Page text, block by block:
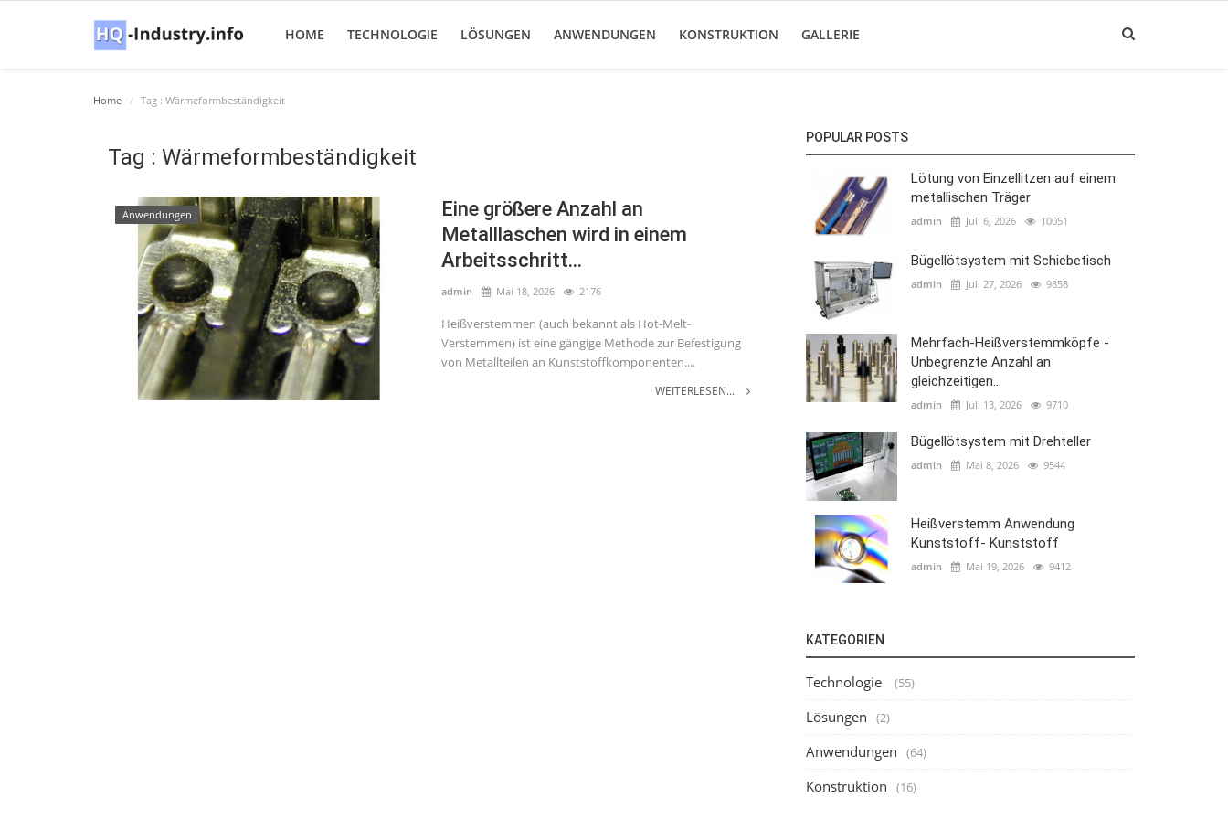
HOME TECHNOLOGIE LÖSUNGEN ANWENDUNGEN KONSTRUKTION GALLERIE
Home Tag : Wärmeformbeständigkeit
Tag : Wärmeformbeständigkeit
Anwendungen
Eine größere Anzahl an
Metalllaschen wird in einem
Arbeitsschritt...
admin Mai 18, 2026 2176
Heißverstemmen (auch bekannt als Hot-Melt-
Verstemmen) ist eine gängige Methode zur Befestigung
von Metallteilen an Kunststoffkomponenten....
WEITERLESEN...
POPULAR POSTS
Lötung von Einzellitzen auf einem
metallischen Träger
admin Juli 6, 2026 10051
Bügellötsystem mit Schiebetisch
admin Juli 27, 2026 9858
Mehrfach-Heißverstemmköpfe -
Unbegrenzte Anzahl an
gleichzeitigen...
admin Juli 13, 2026 9710
Bügellötsystem mit Drehteller
admin Mai 8, 2026 9544
Heißverstemm Anwendung
Kunststoff- Kunststoff
admin Mai 19, 2026 9412
KATEGORIEN
Technologie (55)
Lösungen (2)
Anwendungen (64)
Konstruktion (16)